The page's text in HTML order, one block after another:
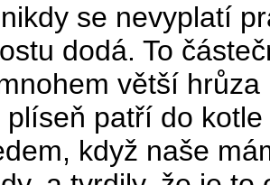
se nevyplatí
dodá. To
větší hrůza
plíseň patří do
když naše